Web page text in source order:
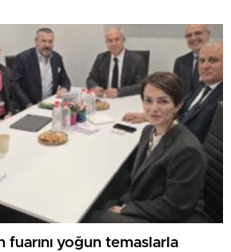
fuarını yoğun temaslarla